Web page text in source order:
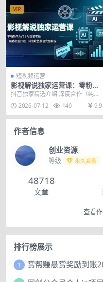
VIP
短视频运营
影视解说独家运营课：零粉新
手入门｜AI文案实操｜精选标
程
抖音独家精选介绍 深度合作（纯独
家，收益天花板，最推荐） 发布规
则：签合同这段时...
2026-07-12 140 9.9
作者信息
创业资源
等级 永久会员
48718
文章
查看
排行榜展示
1